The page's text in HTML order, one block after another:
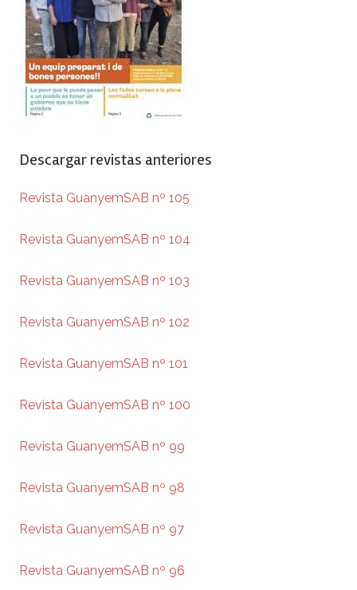
Descargar revistas anteriores
Revista GuanyemSAB nº 105
Revista GuanyemSAB nº 104
Revista GuanyemSAB nº 103
Revista GuanyemSAB nº 102
Revista GuanyemSAB nº 101
Revista GuanyemSAB nº 100
Revista GuanyemSAB nº 99
Revista GuanyemSAB nº 98
Revista GuanyemSAB nº 97
Revista GuanyemSAB nº 96